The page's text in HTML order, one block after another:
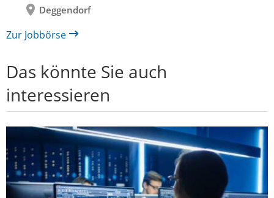
Deggendorf
Zur Jobbörse
Das könnte Sie auch
interessieren